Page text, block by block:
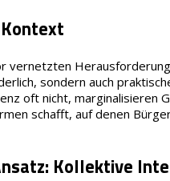
vernetzten
sondern auch
oft nicht, marginalisieren
schafft, auf denen
Kollektive